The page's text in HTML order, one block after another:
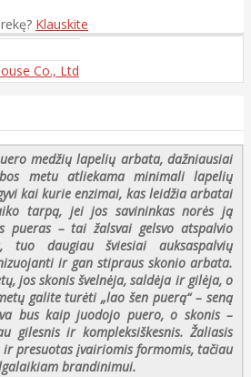
Klauskite
Co., Ltd
medžių lapelių arbata, dažniausiai
metu atliekama minimali lapelių
kai kurie enzimai, kas leidžia arbatai
tarpą, jei jos savininkas norės ją
pueras – tai žalsvai gelsvo atspalvio
tuo daugiau šviesiai auksaspalvių
ir gan stipraus skonio arbata.
jos skonis švelnėja, saldėja ir gilėja, o
galite turėti „lao šen puerą“ – seną
bus kaip juodojo puero, o skonis –
gilesnis ir kompleksiškesnis. Žaliasis
presuotas įvairiomis formomis, tačiau
brandinimui.